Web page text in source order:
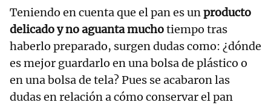
Teniendo en cuenta que el pan es unproducto
delicado y no aguanta muchotiempo tras
haberlo preparado, surgen dudas como: ¿dónde
es mejor guardarlo en una bolsa de plástico o
en una bolsa de tela? Pues se acabaron las
dudas en relación a cómo conservar el pan